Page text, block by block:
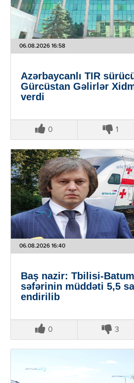
06.08.2026 16:58
Azərbaycanlı TIR
Gürcüstan Gəlirlər
verdi
0 1
06.08.2026 16:40
Baş nazir: Tbilisi-
səfərinin müddəti 5,5
endirilib
0 3